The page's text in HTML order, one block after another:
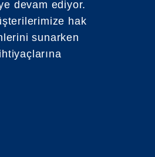
devam ediyor.
hak
sunarken